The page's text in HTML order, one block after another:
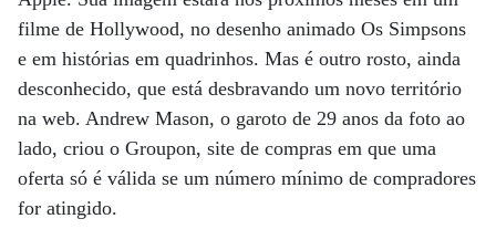
filme de Hollywood, no desenho animado Os Simpsons
e em histórias em quadrinhos. Mas é outro rosto, ainda
desconhecido, que está desbravando um novo território
na web. Andrew Mason, o garoto de 29 anos da foto ao
lado, criou o Groupon, site de compras em que uma
oferta só é válida se um número mínimo de compradores
for atingido.